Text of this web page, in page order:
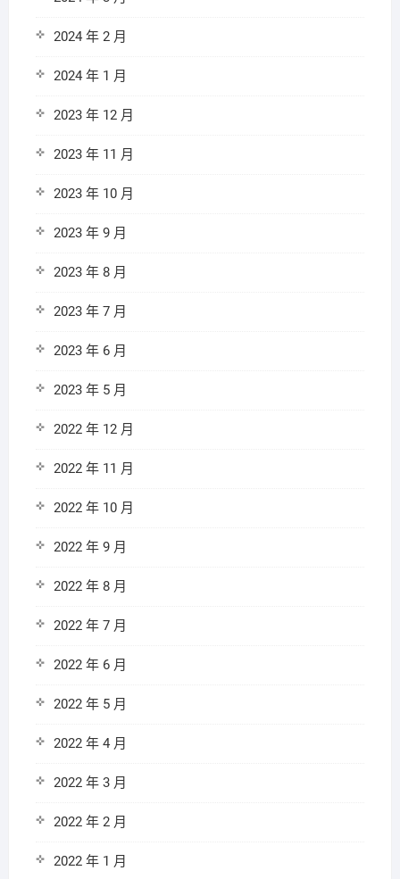
2024 年 2 月
2024 年 1 月
2023 年 12 月
2023 年 11 月
2023 年 10 月
2023 年 9 月
2023 年 8 月
2023 年 7 月
2023 年 6 月
2023 年 5 月
2022 年 12 月
2022 年 11 月
2022 年 10 月
2022 年 9 月
2022 年 8 月
2022 年 7 月
2022 年 6 月
2022 年 5 月
2022 年 4 月
2022 年 3 月
2022 年 2 月
2022 年 1 月